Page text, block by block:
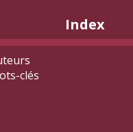
Index
clés